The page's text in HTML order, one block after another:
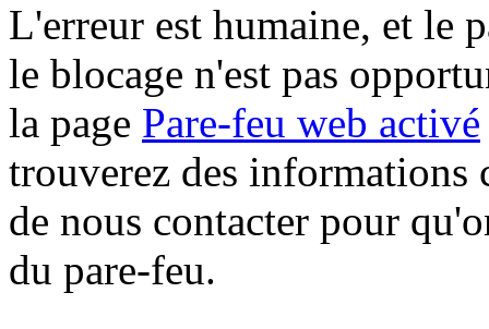
L'erreur est humaine, et le
le blocage n'est pas
la page Pare-feu web activé
trouverez des informations
de nous contacter pour
du pare-feu.